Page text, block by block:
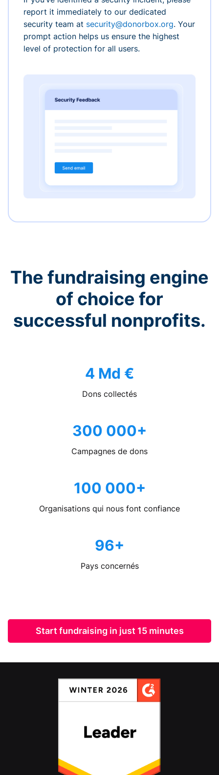
report it immediately to our dedicated
security team at security@donorbox.org. Your
prompt action helps us ensure the highest
level of protection for all users.
The fundraising engine
of choice for
successful nonprofits.
4 Md €
Dons collectés
300 000+
Campagnes de dons
100 000+
Organisations qui nous font confiance
96+
Pays concernés
Start fundraising in just 15 minutes